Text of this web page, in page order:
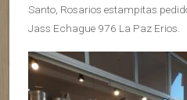
Santo, Rosarios estampitas
Jass Echague 976 La Paz Erios.